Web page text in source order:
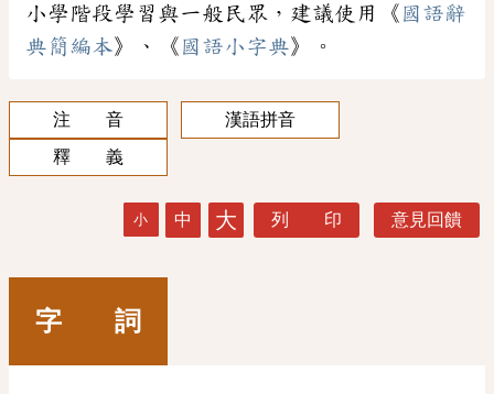
小學階段學習與一般民眾，建議使用《 國語辭
典簡編本》、《 國語小字典》。
注 音
漢語拼音
釋 義
小 中 大 列 印 意見回饋
字 詞